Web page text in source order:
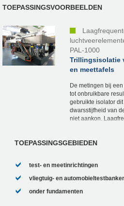
TOEPASSINGSVOORBEELDEN
PAL-1000
Trillingsisolatie
en meettafels
De metingen bij
tot onbruikbare
gebruikte isolator
dwarsstijfheid van
niet aankon.
TOEPASSINGSGEBIEDEN
test- en meetinrichtingen
vliegtuig- en
onder fundamenten